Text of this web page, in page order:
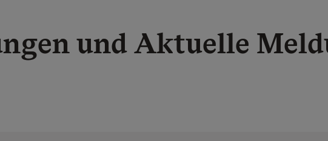
und Aktuelle